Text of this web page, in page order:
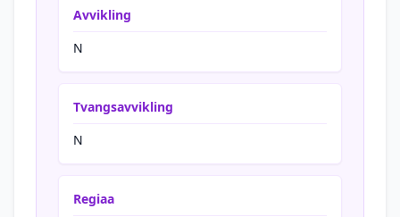
Avvikling
N
Tvangsavvikling
N
Regiaa